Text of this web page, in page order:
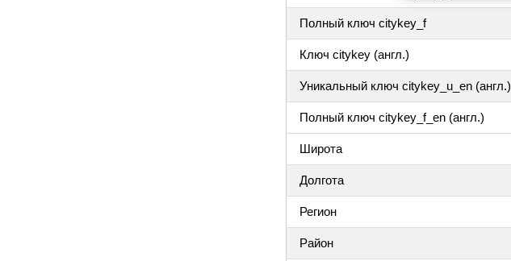
Полный ключ citykey_f
Ключ citykey (англ.)
Уникальный ключ citykey_u_en (англ.)
Полный ключ citykey_f_en (англ.)
Широта
Долгота
Регион
Район